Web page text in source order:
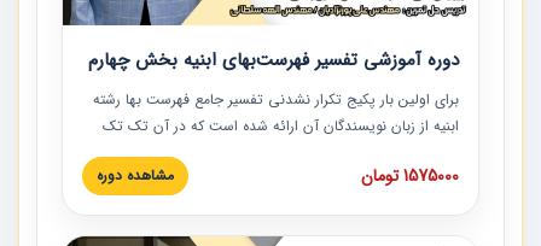
دوره آموزشی تفسیر فهرست‌بهای ابنیه بخش چهارم
برای اولین بار پکیج تکرار نشدنی تفسیر جامع فهرست بها رشته
ابنیه از زبان نویسندگان آن ارائه شده است که در آن تک تک
ردیف ها و مطالب فهرست بها تفسیر و ارائه شده است. این
دوره به صورت کامل تصویری بوده و به همراه تصاویر عملیات
دوره با کلام مهندس علیرضاحسین‌زاده مدیر پروژه مهندسی
1575000 تومان مشاهده دوره